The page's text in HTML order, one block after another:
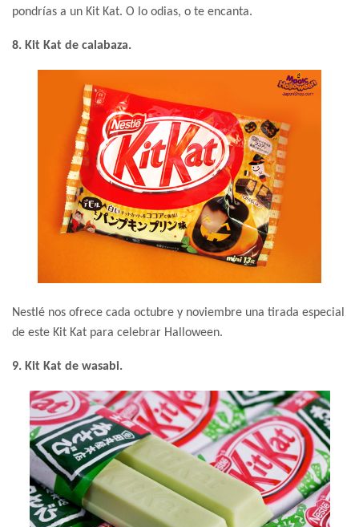
pondrías a un Kit Kat. O lo odias, o te encanta.
8. Kit Kat de calabaza.
Nestlé nos ofrece cada octubre y noviembre una tirada especial
de este Kit Kat para celebrar Halloween.
9. Kit Kat de wasabi.